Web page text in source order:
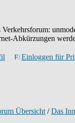
Verkehrsforum:
Abkürzungen
Einloggen für
Übersicht /Das